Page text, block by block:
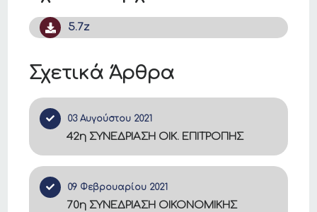
5.7z
Σχετικά Άρθρα
03 Αυγούστου 2021
42η ΣΥΝΕΔΡΙΑΣΗ ΟΙΚ. ΕΠΙΤΡΟΠΗΣ
09 Φεβρουαρίου 2021
70η ΣΥΝΕΔΡΙΑΣΗ ΟΙΚΟΝΟΜΙΚΗΣ